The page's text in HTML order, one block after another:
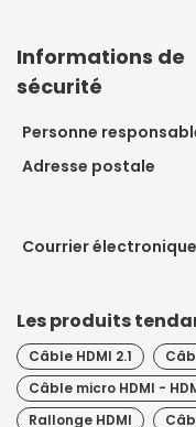
Informations de
sécurité
Personne
Adresse postale
Courrier électronique
Les produits
Câble HDMI 2.1
Câble micro HDMI -
Rallonge HDMI